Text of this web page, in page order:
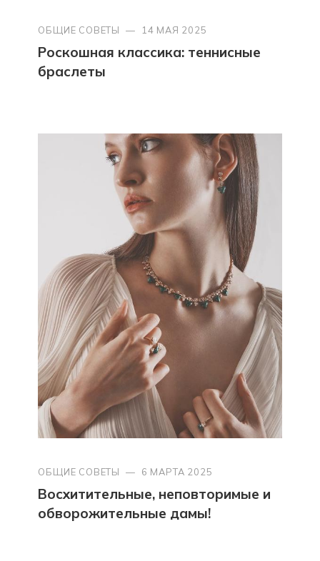
ОБЩИЕ СОВЕТЫ — 14 МАЯ 2025
Роскошная классика: теннисные
браслеты
ОБЩИЕ СОВЕТЫ — 6 МАРТА 2025
Восхитительные, неповторимые и
обворожительные дамы!